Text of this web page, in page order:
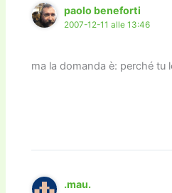
paolo beneforti
2007-12-11 alle 13:46
ma la domanda è: perché tu
.mau.